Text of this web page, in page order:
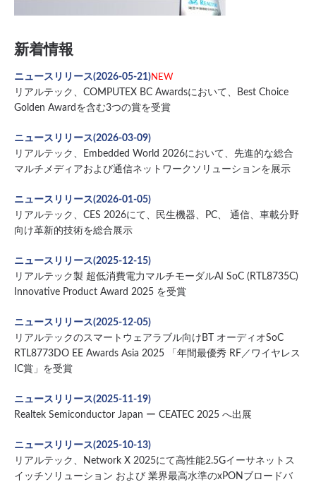
新着情報
ニュースリリース(2026-05-21)NEW
リアルテック、COMPUTEX BC Awardsにおいて、Best Choice
Golden Awardを含む3つの賞を受賞
ニュースリリース(2026-03-09)
リアルテック、Embedded World 2026において、先進的な総合
マルチメディアおよび通信ネットワークソリューションを展示
ニュースリリース(2026-01-05)
リアルテック、CES 2026にて、民生機器、PC、 通信、車載分野
向け革新的技術を総合展示
ニュースリリース(2025-12-15)
リアルテック製 超低消費電力マルチモーダルAI SoC (RTL8735C)
Innovative Product Award 2025 を受賞
ニュースリリース(2025-12-05)
リアルテックのスマートウェアラブル向けBT オーディオSoC
RTL8773DO EE Awards Asia 2025 「年間最優秀 RF／ワイヤレス
IC賞」を受賞
ニュースリリース(2025-11-19)
Realtek Semiconductor Japan ー CEATEC 2025 へ出展
ニュースリリース(2025-10-13)
リアルテック、Network X 2025にて高性能2.5Gイーサネットス
イッチソリューション および 業界最高水準のxPONブロードバ